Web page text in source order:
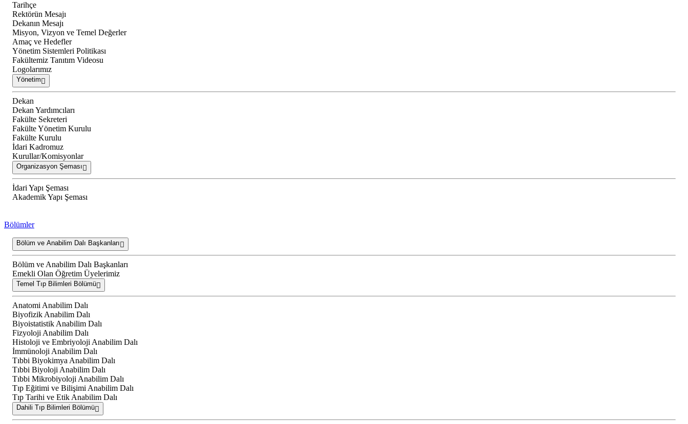
Tarihçe
Rektörün Mesajı
Dekanın Mesajı
Misyon, Vizyon ve Temel Değerler
Amaç ve Hedefler
Yönetim Sistemleri Politikası
Fakültemiz Tanıtım Videosu
Logolarımız
Yönetim
Dekan
Dekan Yardımcıları
Fakülte Sekreteri
Fakülte Yönetim Kurulu
Fakülte Kurulu
İdari Kadromuz
Kurullar/Komisyonlar
Organizasyon Şeması
İdari Yapı Şeması
Akademik Yapı Şeması
Bölümler
Bölüm ve Anabilim Dalı Başkanları
Bölüm ve Anabilim Dalı Başkanları
Emekli Olan Öğretim Üyelerimiz
Temel Tıp Bilimleri Bölümü
Anatomi Anabilim Dalı
Biyofizik Anabilim Dalı
Biyoistatistik Anabilim Dalı
Fizyoloji Anabilim Dalı
Histoloji ve Embriyoloji Anabilim Dalı
İmmünoloji Anabilim Dalı
Tıbbi Biyokimya Anabilim Dalı
Tıbbi Biyoloji Anabilim Dalı
Tıbbi Mikrobiyoloji Anabilim Dalı
Tıp Eğitimi ve Bilişimi Anabilim Dalı
Tıp Tarihi ve Etik Anabilim Dalı
Dahili Tıp Bilimleri Bölümü